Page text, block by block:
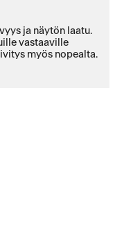
ja näytön laatu.
vastaaville
myös nopealta.